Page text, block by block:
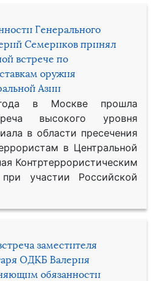
Генерального
Семериков принял
встрече по
оружия
Азии
в Москве прошла
высокого уровня
в области пресечения
в Центральной
Контртеррористическим
участии Российской
заместителя
ОДКБ Валерия
обязанности